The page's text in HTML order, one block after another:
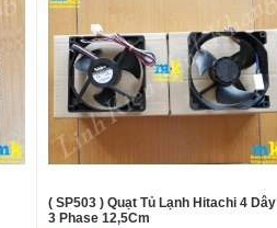
( SP503 ) Quạt Tủ Lạnh Hitachi 4 Dây
3 Phase 12,5Cm